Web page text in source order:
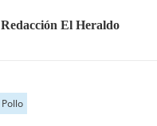
Redacción El Heraldo
Pollo